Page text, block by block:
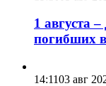
1 августа
погибших
14:1103 авг